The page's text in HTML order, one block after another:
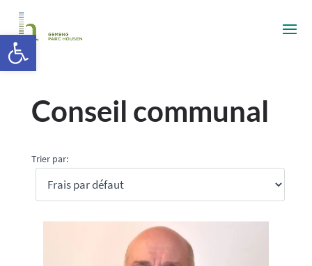
Conseil communal
Trier par:
Ouvrir la barre d’outils